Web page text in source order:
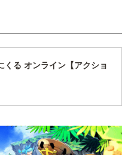
くる オンライン【アクショ